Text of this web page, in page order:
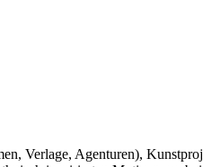
Verlage, Agenturen),